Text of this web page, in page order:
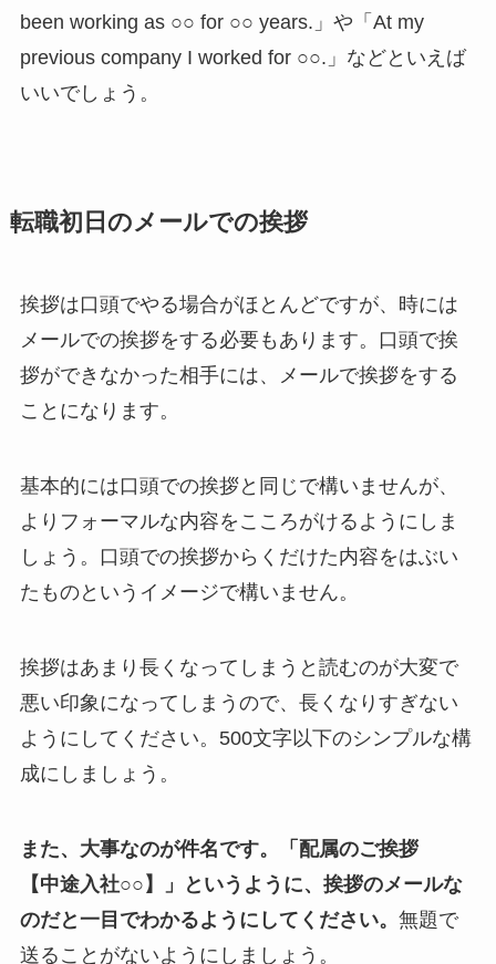
been working as ○○ for ○○ years.」や「At my
previous company I worked for ○○.」などといえば
いいでしょう。
転職初日のメールでの挨拶
挨拶は口頭でやる場合がほとんどですが、時には
メールでの挨拶をする必要もあります。口頭で挨
拶ができなかった相手には、メールで挨拶をする
ことになります。
基本的には口頭での挨拶と同じで構いませんが、
よりフォーマルな内容をこころがけるようにしま
しょう。口頭での挨拶からくだけた内容をはぶい
たものというイメージで構いません。
挨拶はあまり長くなってしまうと読むのが大変で
悪い印象になってしまうので、長くなりすぎない
ようにしてください。500文字以下のシンプルな構
成にしましょう。
また、大事なのが件名です。「配属のご挨拶
【中途入社○○】」というように、挨拶のメールな
のだと一目でわかるようにしてください。 無題で
送ることがないようにしましょう。